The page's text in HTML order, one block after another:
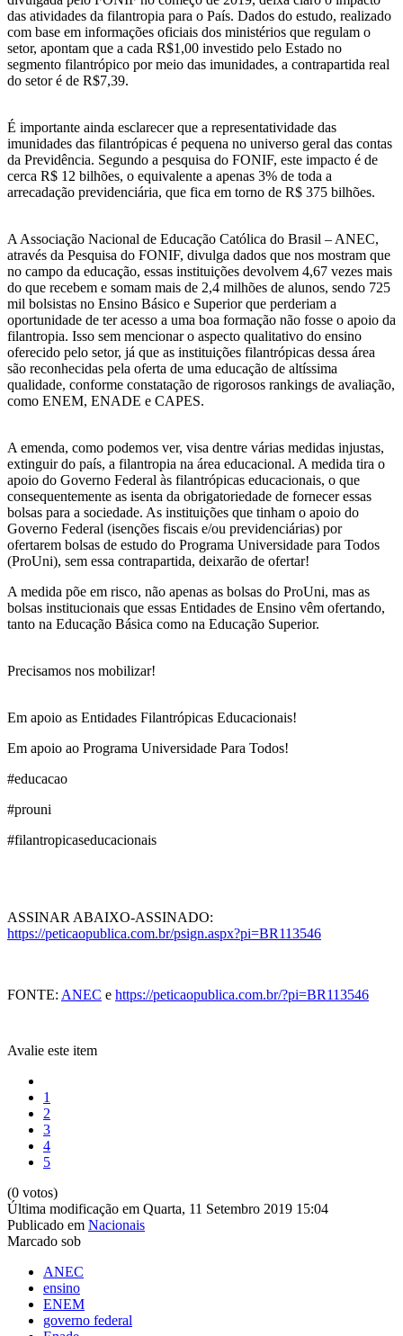
das atividades da filantropia para o País. Dados do estudo, realizado
com base em informações oficiais dos ministérios que regulam o
setor, apontam que a cada R$1,00 investido pelo Estado no
segmento filantrópico por meio das imunidades, a contrapartida real
do setor é de R$7,39.
É importante ainda esclarecer que a representatividade das
imunidades das filantrópicas é pequena no universo geral das contas
da Previdência. Segundo a pesquisa do FONIF, este impacto é de
cerca R$ 12 bilhões, o equivalente a apenas 3% de toda a
arrecadação previdenciária, que fica em torno de R$ 375 bilhões.
A Associação Nacional de Educação Católica do Brasil – ANEC,
através da Pesquisa do FONIF, divulga dados que nos mostram que
no campo da educação, essas instituições devolvem 4,67 vezes mais
do que recebem e somam mais de 2,4 milhões de alunos, sendo 725
mil bolsistas no Ensino Básico e Superior que perderiam a
oportunidade de ter acesso a uma boa formação não fosse o apoio da
filantropia. Isso sem mencionar o aspecto qualitativo do ensino
oferecido pelo setor, já que as instituições filantrópicas dessa área
são reconhecidas pela oferta de uma educação de altíssima
qualidade, conforme constatação de rigorosos rankings de avaliação,
como ENEM, ENADE e CAPES.
A emenda, como podemos ver, visa dentre várias medidas injustas,
extinguir do país, a filantropia na área educacional. A medida tira o
apoio do Governo Federal às filantrópicas educacionais, o que
consequentemente as isenta da obrigatoriedade de fornecer essas
bolsas para a sociedade. As instituições que tinham o apoio do
Governo Federal (isenções fiscais e/ou previdenciárias) por
ofertarem bolsas de estudo do Programa Universidade para Todos
(ProUni), sem essa contrapartida, deixarão de ofertar!
A medida põe em risco, não apenas as bolsas do ProUni, mas as
bolsas institucionais que essas Entidades de Ensino vêm ofertando,
tanto na Educação Básica como na Educação Superior.
Precisamos nos mobilizar!
Em apoio as Entidades Filantrópicas Educacionais!
Em apoio ao Programa Universidade Para Todos!
#educacao
#prouni
#filantropicaseducacionais
ASSINAR ABAIXO-ASSINADO:
https://peticaopublica.com.br/psign.aspx?pi=BR113546
FONTE: ANEC e https://peticaopublica.com.br/?pi=BR113546
Avalie este item
1
2
3
4
5
(0 votos)
Última modificação em Quarta, 11 Setembro 2019 15:04
Publicado em Nacionais
Marcado sob
ANEC
ensino
ENEM
governo federal